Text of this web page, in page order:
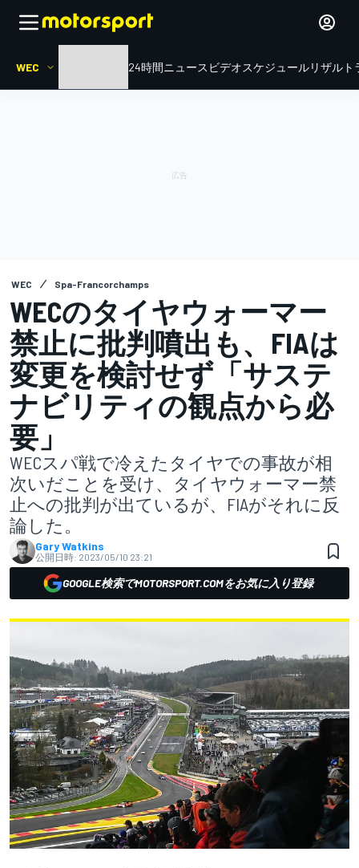
WEC ル・マン24時間ニュース ビデオスケジュールリザルト
WEC Spa-Francorchamps
WECのタイヤウォーマー
禁止に批判噴出も、FIAは
変更を検討せず「サステ
ナビリティの観点から必
要」
WECスパ戦で冷えたタイヤでの事故が相
次いだことを受け、タイヤウォーマー禁
止への批判が出ているが、FIAがそれに反
論した。
Gary Watkins
公開日時: 2023/05/10 23:21
GOOGLE検索でMOTORSPORT.COMをお気に入り登録